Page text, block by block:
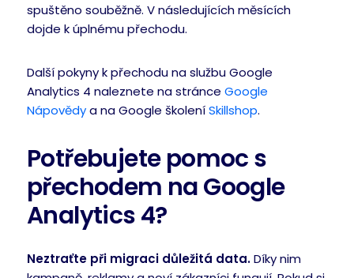
spuštěno souběžně. V následujících měsících
dojde k úplnému přechodu.
Další pokyny k přechodu na službu Google
Analytics 4 naleznete na stránce Google
Nápovědya na Google školeníSkillshop.
Potřebujete pomoc s
přechodem na Google
Analytics 4?
Neztraťte při migraci důležitá data.Díky nim